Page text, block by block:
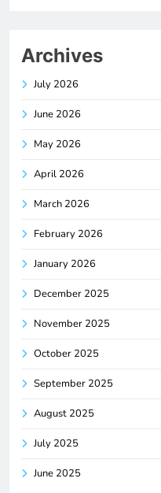
Archives
July 2026
June 2026
May 2026
April 2026
March 2026
February 2026
January 2026
December 2025
November 2025
October 2025
September 2025
August 2025
July 2025
June 2025